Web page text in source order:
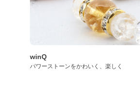
winQ
パワーストーンをかわいく、楽しく